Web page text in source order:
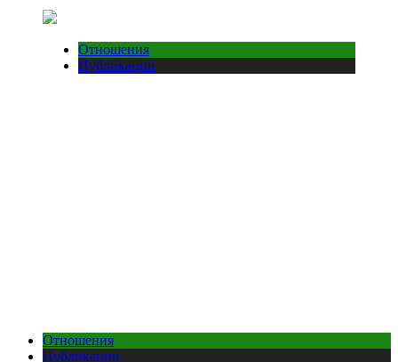
Отношения
Публикации
Отношения
Публикации